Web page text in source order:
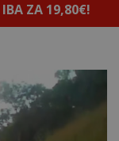
IBA ZA 19,80€!